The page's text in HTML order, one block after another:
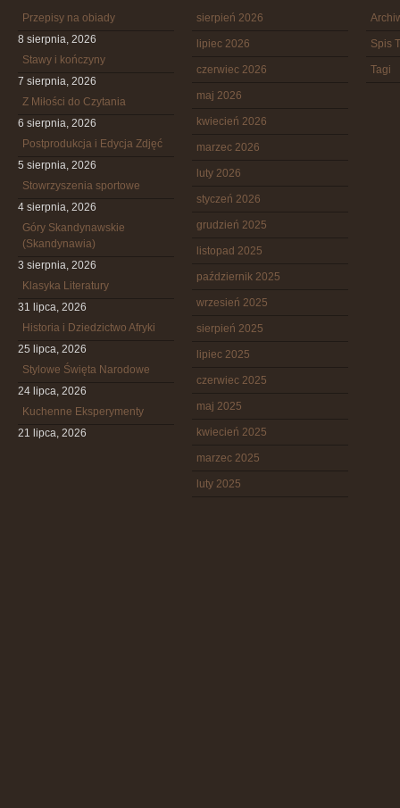
Przepisy na obiady
8 sierpnia, 2026
Stawy i kończyny
7 sierpnia, 2026
Z Miłości do Czytania
6 sierpnia, 2026
Postprodukcja i Edycja Zdjęć
5 sierpnia, 2026
Stowrzyszenia sportowe
4 sierpnia, 2026
Góry Skandynawskie
(Skandynawia)
3 sierpnia, 2026
Klasyka Literatury
31 lipca, 2026
Historia i Dziedzictwo Afryki
25 lipca, 2026
Stylowe Święta Narodowe
24 lipca, 2026
Kuchenne Eksperymenty
21 lipca, 2026
sierpień 2026
lipiec 2026
czerwiec 2026
maj 2026
kwiecień 2026
marzec 2026
luty 2026
styczeń 2026
grudzień 2025
listopad 2025
październik 2025
wrzesień 2025
sierpień 2025
lipiec 2025
czerwiec 2025
maj 2025
kwiecień 2025
marzec 2025
luty 2025
Spis
Tagi